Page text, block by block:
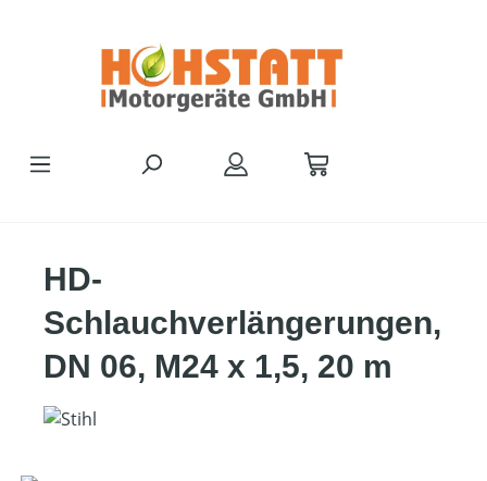
HD-
Schlauchverlängerungen,
DN 06, M24 x 1,5, 20 m